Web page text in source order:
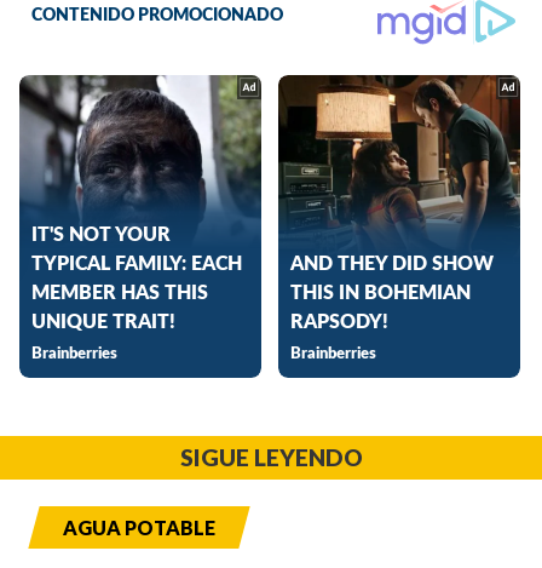
SIGUE LEYENDO
AGUA POTABLE